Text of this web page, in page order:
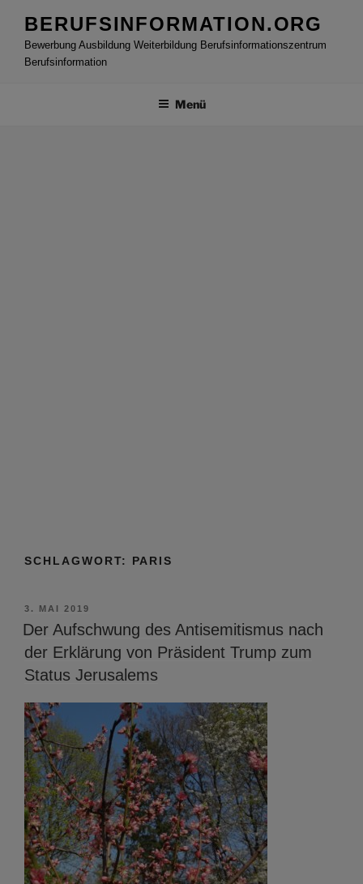
Inhalt
springen
BERUFSINFORMATION.ORG
Bewerbung Ausbildung Weiterbildung Berufsinformationszentrum
Berufsinformation
Menü
SCHLAGWORT: PARIS
VERÖFFENTLICHT
AM
3. MAI 2019
Der Aufschwung des Antisemitismus nach
der Erklärung von Präsident Trump zum
Status Jerusalems